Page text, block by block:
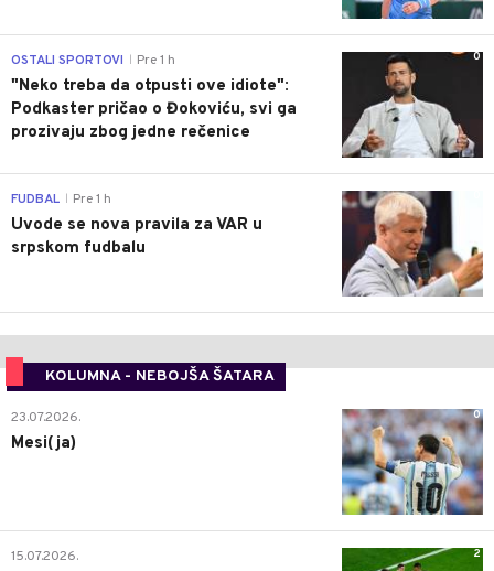
0
OSTALI SPORTOVI Pre 1 h
"Neko treba da otpusti ove idiote":
Podkaster pričao o Đokoviću, svi ga
prozivaju zbog jedne rečenice
FUDBAL Pre 1 h
Uvode se nova pravila za VAR u
srpskom fudbalu
KOLUMNA - NEBOJŠA ŠATARA
0
23.07.2026.
Mesi(ja)
2
15.07.2026.